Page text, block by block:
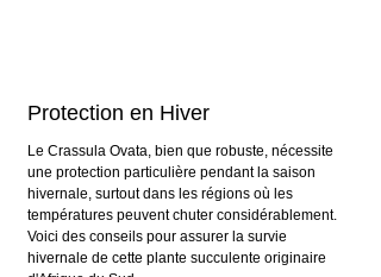
Protection en Hiver
Le Crassula Ovata, bien que robuste, nécessite
une protection particulière pendant la saison
hivernale, surtout dans les régions où les
températures peuvent chuter considérablement.
Voici des conseils pour assurer la survie
hivernale de cette plante succulente originaire